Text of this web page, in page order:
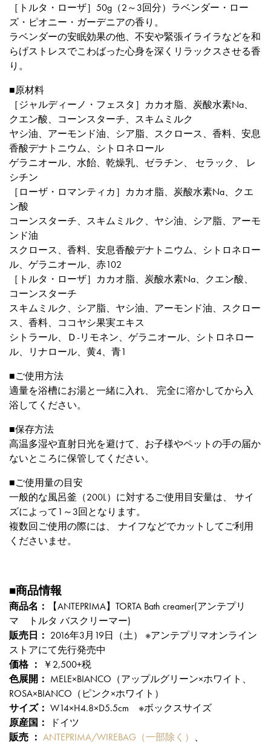
［トルタ・ローザ］50g（2～3回分）ラベンダー・ロー
ズ・ピオニー・ガーデニアの香り。
ラベンダーの安眠効果の他、不安や緊張イライラなどを和
らげストレスでこわばった心身を深くリラックスさせる香
り。
■原材料
［ジャルディーノ・フェスタ］カカオ脂、炭酸水素Na、
クエン酸、コーンスターチ、スキムミルク
ヤシ油、アーモンド油、シア脂、スクロース、香料、安息
香酸デナトニウム、シトロネロール
ゲラニオール、水飴、乾燥乳、ゼラチン、 セラック、 レ
シチン
［ローザ・ロマンティカ］カカオ脂、炭酸水素Na、クエ
ン酸
コーンスターチ、スキムミルク、ヤシ油、シア脂、アーモ
ンド油
スクロース、香料、安息香酸デナトニウム、シトロネロー
ル、ゲラニオール、赤102
［トルタ・ローザ］カカオ脂、炭酸水素Na、クエン酸、
コーンスターチ
スキムミルク、シア脂、ヤシ油、アーモンド油、スクロー
ス、香料、ココヤシ果実エキス
シトラール、Ｄ-リモネン、ゲラニオール、シトロネロー
ル、リナロール、黄4、青1
■ご使用方法
適量を浴槽にお湯と一緒に入れ、 完全に溶かしてから入
浴してください。
■保存方法
高温多湿や直射日光を避けて、お子様やペットの手の届か
ないところに保管してください。
■ご使用量の目安
一般的な風呂釜（200L）に対するご使用目安量は、 サイ
ズによって1～3回となります。
複数回ご使用の際には、 ナイフなどでカットしてご利用
くださいませ。
■商品情報
商品名：
【ANTEPRIMA】TORTA Bath creamer(アンテプリ
マ トルタ バスクリーマー)
販売日： 2016年3月19日（土） ※アンテプリマオンライン
ストアにて先行発売中
価格 ：
￥2,500+税
色展開： MELE×BIANCO（アップルグリーン×ホワイト、
ROSA×BIANCO（ピンク×ホワイト）
サイズ： W14×H4.8×D5.5cm ※ボックスサイズ
原産国：
ドイツ
販売 ： ANTEPRIMA/WIREBAG（一部除く） 、